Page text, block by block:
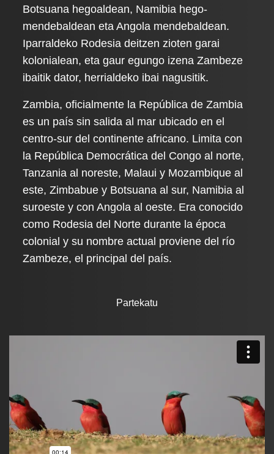
Botsuana hegoaldean, Namibia hego-
mendebaldean eta Angola mendebaldean.
Iparraldeko Rodesia deitzen zioten garai
kolonialean, eta gaur egungo izena Zambeze
ibaitik dator, herrialdeko ibai nagusitik.
Zambia, oficialmente la República de Zambia
es un país sin salida al mar ubicado en el
centro-sur del continente africano. Limita con
la República Democrática del Congo al norte,
Tanzania al noreste, Malaui y Mozambique al
este, Zimbabue y Botsuana al sur, Namibia al
suroeste y con Angola al oeste. Era conocido
como Rodesia del Norte durante la época
colonial y su nombre actual proviene del río
Zambeze, el principal del país.
Partekatu